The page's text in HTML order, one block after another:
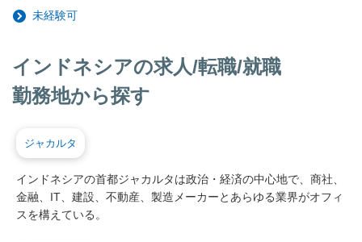
未経験可
インドネシアの求人/転職/就職
勤務地から探す
ジャカルタ
インドネシアの首都ジャカルタは政治・経済の中心地で、商社、
金融、IT、建設、不動産、製造メーカーとあらゆる業界がオフィ
スを構えている。